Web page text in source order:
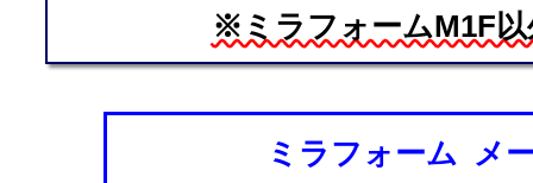
※ミラフォームM1F
ミラフォーム メ